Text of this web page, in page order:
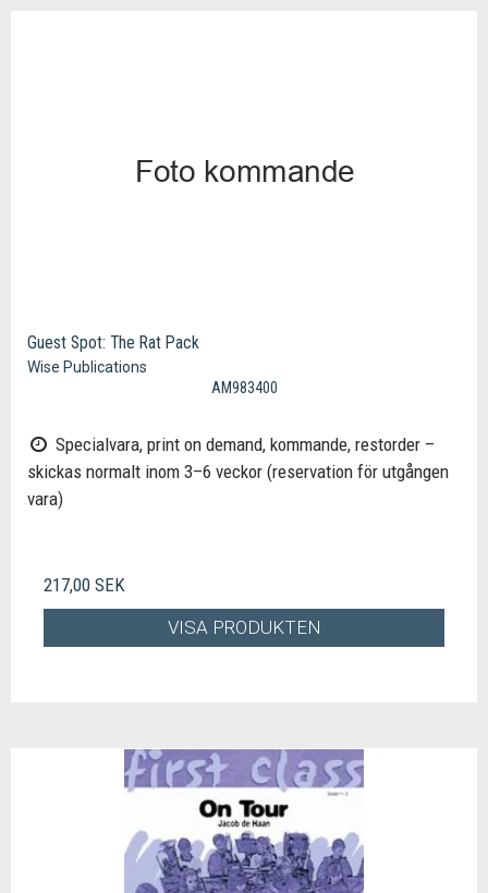
Guest Spot: The Rat Pack
Wise Publications
AM983400
Specialvara, print on demand, kommande, restorder –
skickas normalt inom 3–6 veckor (reservation för utgången
vara)
217,00 SEK
VISA PRODUKTEN